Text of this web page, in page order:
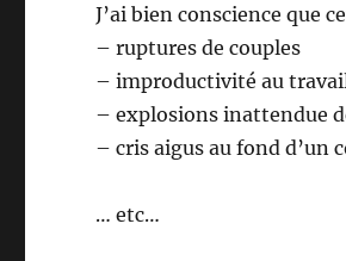
J’ai bien conscience que
– ruptures de couples
– improductivité au
– explosions inattendue
– cris aigus au fond d’un
… etc…